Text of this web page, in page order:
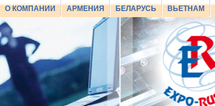
О КОМПАНИИ АРМЕНИЯ БЕЛАРУСЬ ВЬЕТНАМ